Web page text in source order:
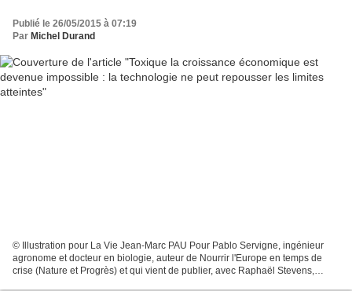
Publié le 26/05/2015 à 07:19
Par Michel Durand
© Illustration pour La Vie Jean-Marc PAU Pour Pablo Servigne, ingénieur
agronome et docteur en biologie, auteur de Nourrir l'Europe en temps de
crise (Nature et Progrès) et qui vient de publier, avec Raphaël Stevens,